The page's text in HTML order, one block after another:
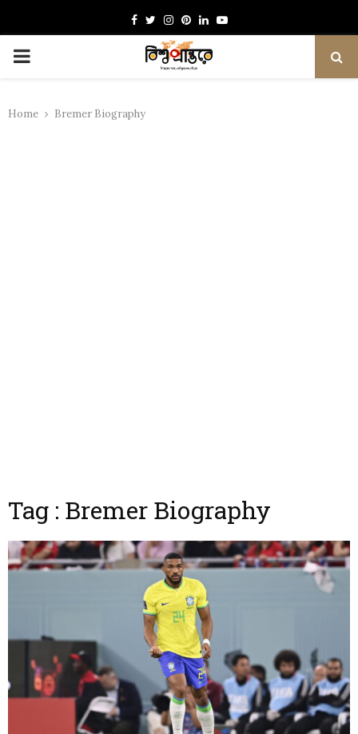
Facebook
TwitterInstagram
Pinterest
LinkedinYoutube
PRIMARY
Home Bremer Biography
Tag : Bremer Biography